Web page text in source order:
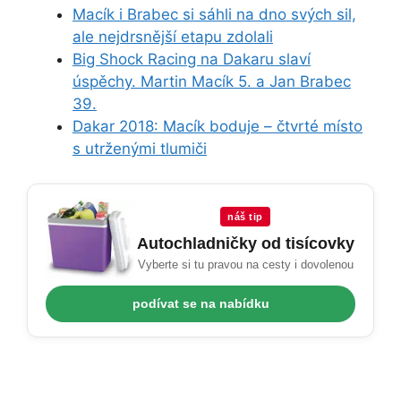
Macík i Brabec si sáhli na dno svých sil,
ale nejdrsnější etapu zdolali
Big Shock Racing na Dakaru slaví
úspěchy. Martin Macík 5. a Jan Brabec
39.
Dakar 2018: Macík boduje – čtvrté místo
s utrženými tlumiči
náš tip
Autochladničky od tisícovky
Vyberte si tu pravou na cesty i dovolenou
podívat se na nabídku